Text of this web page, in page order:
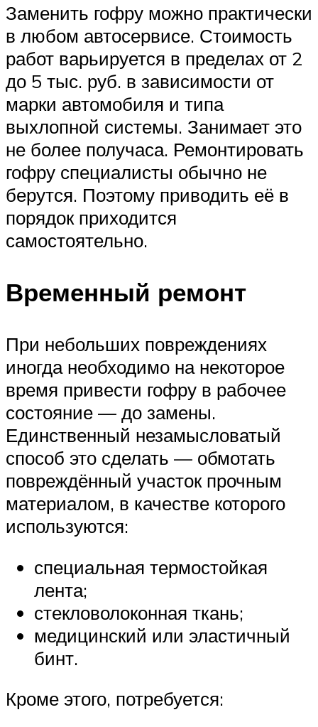
Заменить гофру можно практически
в любом автосервисе. Стоимость
работ варьируется в пределах от 2
до 5 тыс. руб. в зависимости от
марки автомобиля и типа
выхлопной системы. Занимает это
не более получаса. Ремонтировать
гофру специалисты обычно не
берутся. Поэтому приводить её в
порядок приходится
самостоятельно.
Временный ремонт
При небольших повреждениях
иногда необходимо на некоторое
время привести гофру в рабочее
состояние — до замены.
Единственный незамысловатый
способ это сделать — обмотать
повреждённый участок прочным
материалом, в качестве которого
используются:
специальная термостойкая
лента;
стекловолоконная ткань;
медицинский или эластичный
бинт.
Кроме этого, потребуется: